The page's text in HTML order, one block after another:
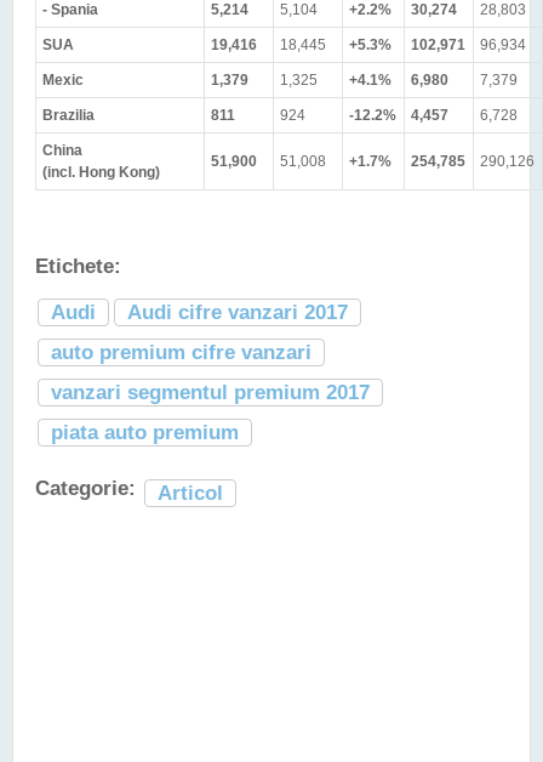
- Spania 5,214 5,104 +2.2% 30,274 28,803
SUA 19,416 18,445 +5.3% 102,971 96,934
Mexic 1,379 1,325 +4.1% 6,980 7,379
Brazilia 811 924 -12.2% 4,457 6,728
China
(incl. Hong Kong)
51,900 51,008 +1.7% 254,785 290,126
Etichete:
Audi
Audi cifre vanzari 2017
auto premium cifre vanzari
vanzari segmentul premium 2017
piata auto premium
Categorie: Articol